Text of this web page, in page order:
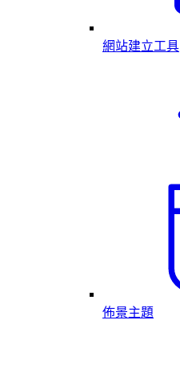
網站建立工具
佈景主題